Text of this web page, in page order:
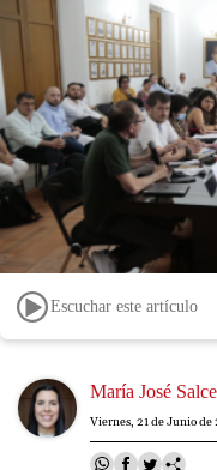
Escuchar este artículo
Image María José
Viernes, 21 de Junio de